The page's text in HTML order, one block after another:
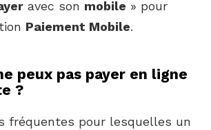
avec son mobile » pour
Paiement Mobile.
peux pas payer en ligne
?
fréquentes pour lesquelles un